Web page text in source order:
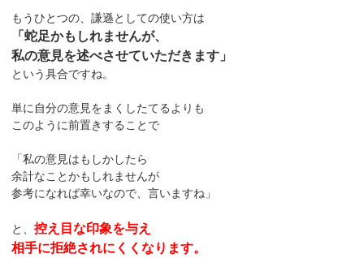
もうひとつの、謙遜としての使い方は
「蛇足かもしれませんが、
私の意見を述べさせていただきます」
という具合ですね。
単に自分の意見をまくしたてるよりも
このように前置きすることで
「私の意見はもしかしたら
余計なことかもしれませんが
参考になれば幸いなので、言いますね」
と、控え目な印象を与え
相手に拒絶されにくくなります。